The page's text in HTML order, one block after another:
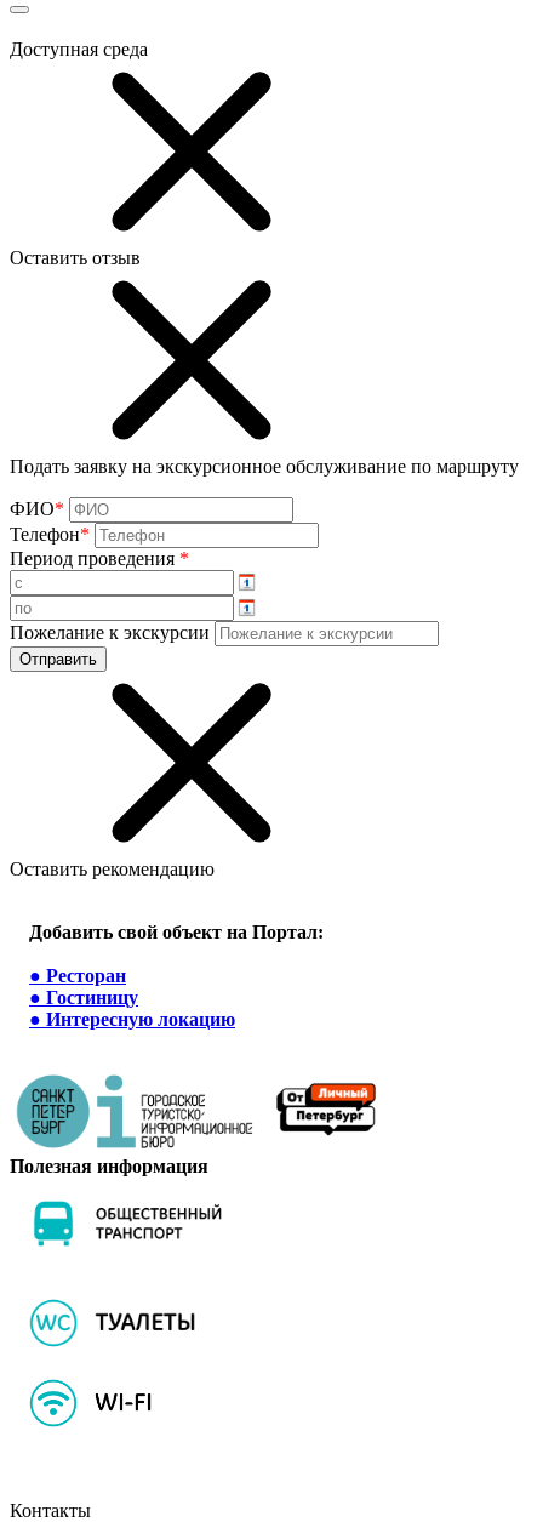
Доступная среда
Оставить отзыв
Подать заявку на экскурсионное обслуживание по маршруту
ФИО*
Телефон*
Период проведения *
Пожелание к экскурсии
Оставить рекомендацию
Добавить свой объект на Портал:
● Ресторан
● Гостиницу
● Интересную локацию
Полезная информация
Контакты